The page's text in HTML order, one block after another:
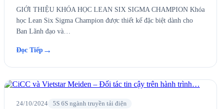
GIỚI THIỆU KHÓA HỌC LEAN SIX SIGMA CHAMPION Khóa
học Lean Six Sigma Champion được thiết kế đặc biệt dành cho
Ban Lãnh đạo và…
Đọc Tiếp →
24/10/2024 5S 6S ngành truyền tải điện